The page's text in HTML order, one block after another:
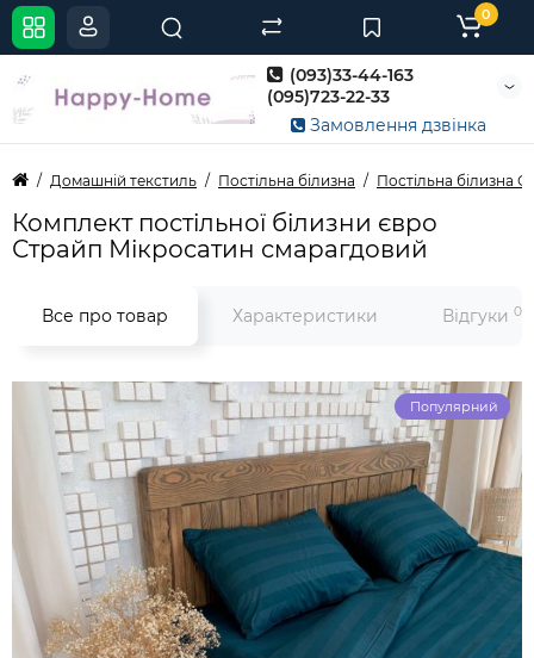
(093)33-44-163
(095)723-22-33
Замовлення дзвінка
0
Домашній текстиль Постільна білизна Постільна білизна
Комплект постільної білизни євро
Страйп Мікросатин смарагдовий
Все про товар Характеристики Відгуки 0
Популярний